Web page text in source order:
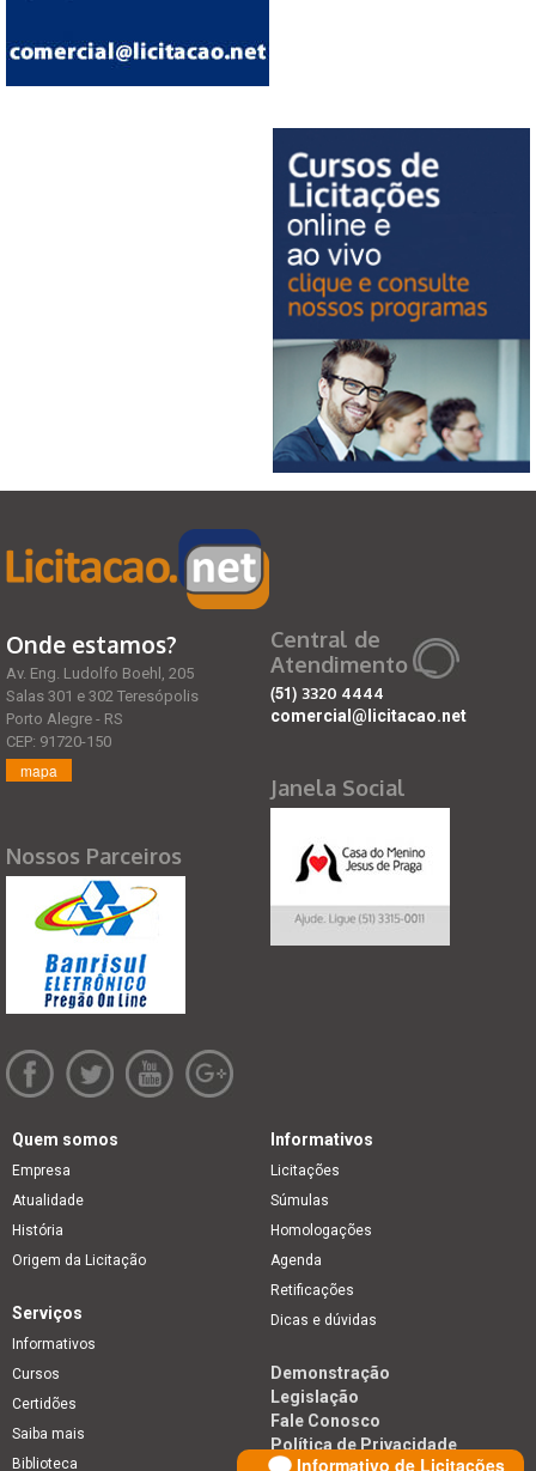
Informativo de Licitações
Onde estamos?
Av. Eng. Ludolfo Boehl, 205
Salas 301 e 302 Teresópolis
Porto Alegre - RS
CEP: 91720-150
mapa
Nossos Parceiros
Central de
Atendimento
(51) 3320 4444
comercial@licitacao.net
Janela Social
Quem somos
Empresa
Atualidade
História
Origem da Licitação
Informativos
Licitações
Súmulas
Homologações
Agenda
Retificações
Dicas e dúvidas
Serviços
Informativos
Cursos
Certidões
Saiba mais
Biblioteca
Demonstração
Legislação
Fale Conosco
Política de Privacidade